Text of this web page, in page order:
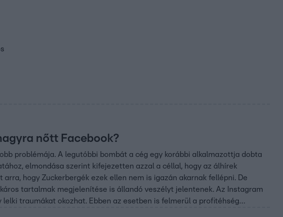
nőtt Facebook?
problémája. A legutóbbi bombát a cég egy korábbi alkalmazottja dobta
elmondása szerint kifejezetten azzal a céllal, hogy az álhírek
hogy Zuckerbergék ezek ellen nem is igazán akarnak fellépni. De
tartalmak megjelenítése is állandó veszélyt jelentenek. Az Instagram
traumákat okozhat. Ebben az esetben is felmerül a profitéhség